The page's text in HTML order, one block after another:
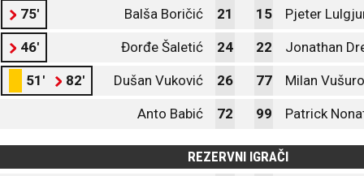
75' Balša Boričić 21 15 Pjeter
46' Đorđe Šaletić 24 22 Jonathan
51' 82' Dušan Vuković 26 77 Milan
Anto Babić 72 99 Patrick
REZERVNI IGRAČI